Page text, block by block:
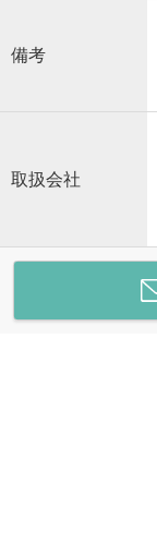
備考
取扱会社